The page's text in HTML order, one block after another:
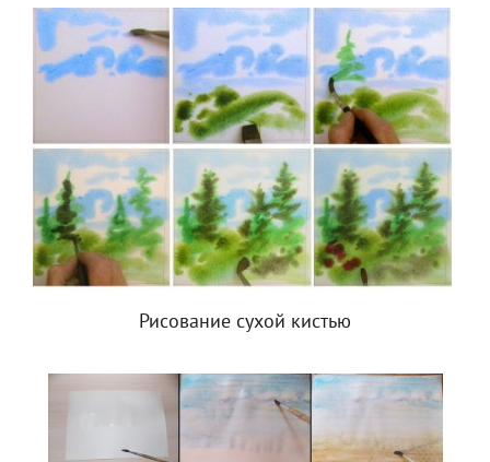
Рисование сухой кистью